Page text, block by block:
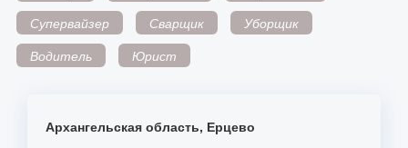
Супервайзер
Сварщик
Уборщик
Водитель
Юрист
Архангельская область, Ерцево